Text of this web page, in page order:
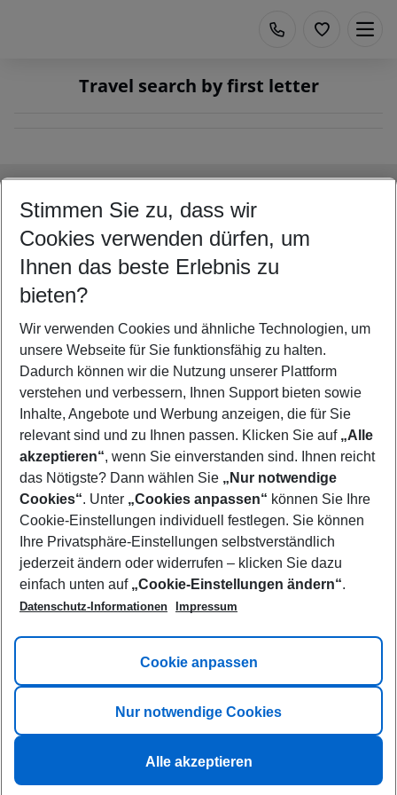
Travel search by first letter
Footer
Title A
Link A
Title B
Link A
Title C
Link A
©2026 All rights reserved
Stimmen Sie zu, dass wir
Cookies verwenden dürfen, um
Ihnen das beste Erlebnis zu
bieten?
Wir verwenden Cookies und ähnliche Technologien, um
unsere Webseite für Sie funktionsfähig zu halten.
Dadurch können wir die Nutzung unserer Plattform
verstehen und verbessern, Ihnen Support bieten sowie
Inhalte, Angebote und Werbung anzeigen, die für Sie
relevant sind und zu Ihnen passen. Klicken Sie auf „Alle
akzeptieren“, wenn Sie einverstanden sind. Ihnen reicht
das Nötigste? Dann wählen Sie „Nur notwendige
Cookies“. Unter „Cookies anpassen“ können Sie Ihre
Cookie-Einstellungen individuell festlegen. Sie können
Ihre Privatsphäre-Einstellungen selbstverständlich
jederzeit ändern oder widerrufen – klicken Sie dazu
einfach unten auf „Cookie-Einstellungen ändern“.
Datenschutz-Informationen Impressum
Cookie anpassen
Nur notwendige Cookies
Alle akzeptieren